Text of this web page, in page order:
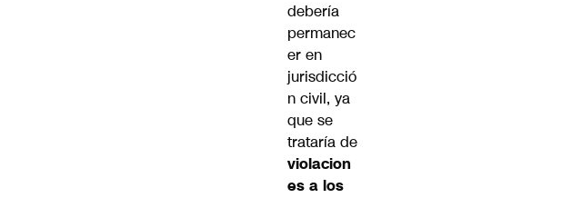
debería
permanec
er en
jurisdicció
n civil, ya
que se
trataría de
violacion
es a los